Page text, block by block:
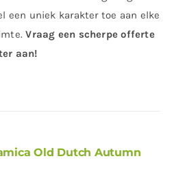
een uniek karakter toe aan elke
Vraag een scherpe offerte
aan!
Old Dutch Autumn